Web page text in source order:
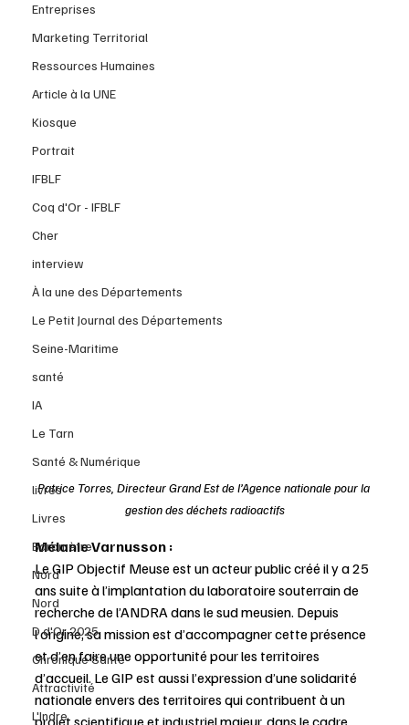
Entreprises
Marketing Territorial
Ressources Humaines
Article à la UNE
Kiosque
Portrait
IFBLF
Coq d'Or - IFBLF
Cher
interview
À la une des Départements
Le Petit Journal des Départements
Seine-Maritime
santé
IA
Le Tarn
Santé & Numérique
livres
Livres
Baromètre
Nord
Nord
D d'Or 2025
Chronique Santé
Attractivité
L'Indre
Patrice Torres, Directeur Grand Est de l’Agence nationale pour la
gestion des déchets radioactifs
Mélanie Varnusson :
Le GIP Objectif Meuse est un acteur public créé il y a 25
ans suite à l’implantation du laboratoire souterrain de
recherche de l’ANDRA dans le sud meusien. Depuis
l’origine, sa mission est d’accompagner cette présence
et d’en faire une opportunité pour les territoires
d’accueil. Le GIP est aussi l’expression d’une solidarité
nationale envers des territoires qui contribuent à un
projet scientifique et industriel majeur, dans le cadre